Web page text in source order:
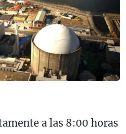
a las 8:00 horas